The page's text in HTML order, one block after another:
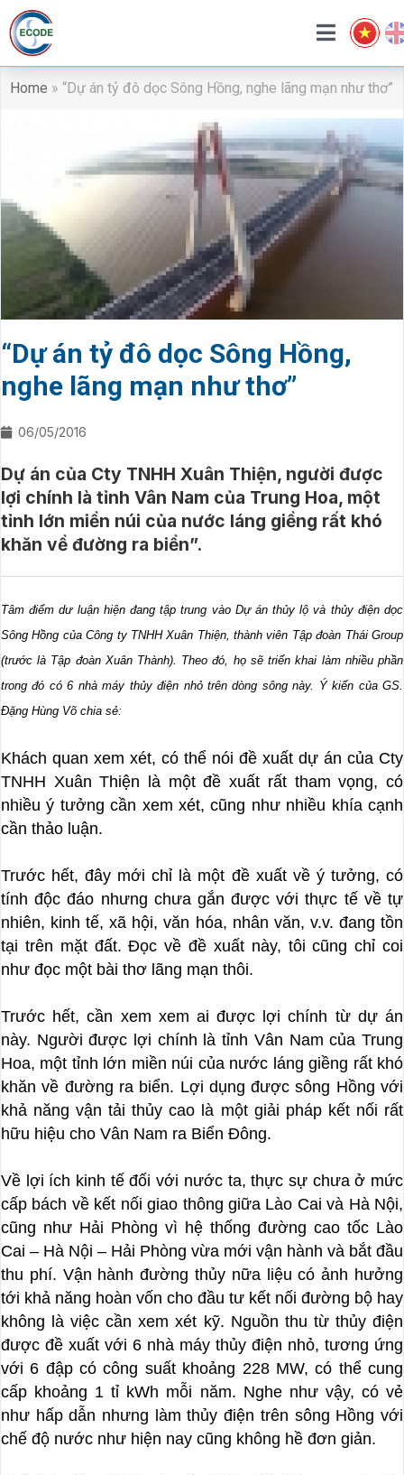
Home » “Dự án tỷ đô dọc Sông Hồng, nghe lãng mạn như thơ”
“Dự án tỷ đô dọc Sông Hồng,
nghe lãng mạn như thơ”
06/05/2016
Dự án của Cty TNHH Xuân Thiện, người được
lợi chính là tỉnh Vân Nam của Trung Hoa, một
tỉnh lớn miền núi của nước láng giềng rất khó
khăn về đường ra biển”.
Tâm điểm dư luận hiện đang tập trung vào Dự án thủy lộ và thủy điện dọc
Sông Hồng của Công ty TNHH Xuân Thiện, thành viên Tập đoàn Thái Group
(trước là Tập đoàn Xuân Thành). Theo đó, họ sẽ triển khai làm nhiều phần
trong đó có 6 nhà máy thủy điện nhỏ trên dòng sông này. Ýkiến của GS.
Đặng Hùng Võ chia sẻ:
Khách quan xem xét, có thể nói đề xuất dự án của Cty
TNHH Xuân Thiện là một đề xuất rất tham vọng, có
nhiều ý tưởng cần xem xét, cũng như nhiều khía cạnh
cần thảo luận.
Trước hết, đây mới chỉ là một đề xuất về ý tưởng, có
tính độc đáo nhưng chưa gắn được với thực tế về tự
nhiên, kinh tế, xã hội, văn hóa, nhân văn, v.v. đang tồn
tại trên mặt đất. Đọc về đề xuất này, tôi cũng chỉ coi
như đọc một bài thơ lãng mạn thôi.
Trước hết, cần xem xem ai được lợi chính từ dự án
này. Người được lợi chính là tỉnh Vân Nam của Trung
Hoa, một tỉnh lớn miền núi của nước láng giềng rất khó
khăn về đường ra biển. Lợi dụng được sông Hồng với
khả năng vận tải thủy cao là một giải pháp kết nối rất
hữu hiệu cho Vân Nam ra Biển Đông.
Về lợi ích kinh tế đối với nước ta, thực sự chưa ở mức
cấp bách về kết nối giao thông giữa Lào Cai và Hà Nội,
cũng như Hải Phòng vì hệ thống đường cao tốc Lào
Cai – Hà Nội – Hải Phòng vừa mới vận hành và bắt đầu
thu phí. Vận hành đường thủy nữa liệu có ảnh hưởng
tới khả năng hoàn vốn cho đầu tư kết nối đường bộ hay
không là việc cần xem xét kỹ. Nguồn thu từ thủy điện
được đề xuất với 6 nhà máy thủy điện nhỏ, tương ứng
với 6 đập có công suất khoảng 228 MW, có thể cung
cấp khoảng 1 tỉ kWh mỗi năm. Nghe như vậy, có vẻ
như hấp dẫn nhưng làm thủy điện trên sông Hồng với
chế độ nước như hiện nay cũng không hề đơn giản.